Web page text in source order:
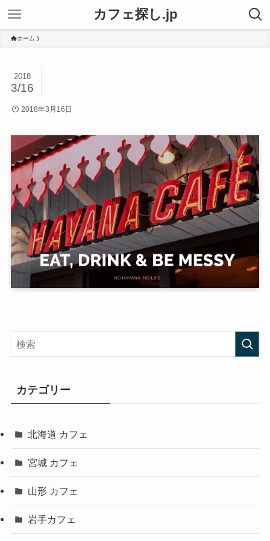
カフェ探し.jp
ホーム
2018
3/16
2018年3月16日
カテゴリー
北海道 カフェ
宮城 カフェ
山形 カフェ
岩手カフェ